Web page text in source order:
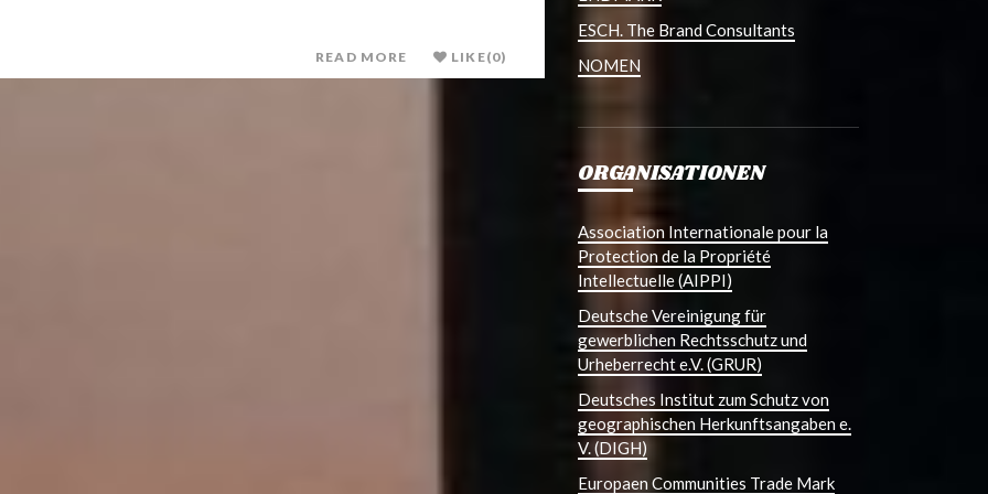
READ MORE LIKE(0)
ESCH. The Brand Consultants
NOMEN
ORGANISATIONEN
Association Internationale pour la
Protection de la Propriété
Intellectuelle (AIPPI)
Deutsche Vereinigung für
gewerblichen Rechtsschutz und
Urheberrecht e.V. (GRUR)
Deutsches Institut zum Schutz von
geographischen Herkunftsangaben e.
V. (DIGH)
Europaen Communities Trade Mark